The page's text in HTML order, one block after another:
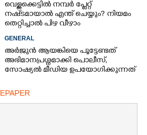
വെള്ളക്കെട്ടിൽ നമ്പർ പ്ലേറ്റ്
നഷ്‌ടമായാൽ എന്ത് ചെയ്യും? നിയമം
തെറ്റിച്ചാൽ പിഴ വീഴാം
GENERAL
അർജുൻ ആയങ്കിയെ പൂട്ടേണ്ടത്
അഭിമാനപ്രശ്നമാക്കി പൊലീസ്,
സാേഷ്യൽ മീഡിയ ഉപയോഗിക്കുന്നത്
EPAPER